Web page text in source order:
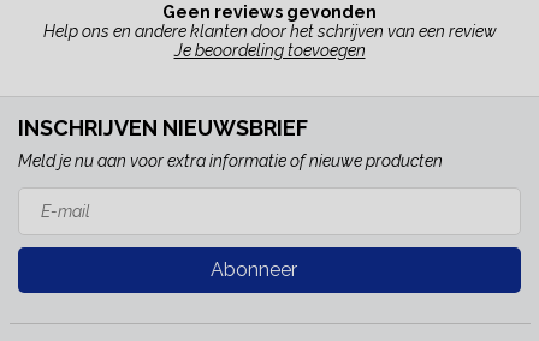
Geen reviews gevonden
Help ons en andere klanten door het schrijven van een review
Je beoordeling toevoegen
INSCHRIJVEN NIEUWSBRIEF
Meld je nu aan voor extra informatie of nieuwe producten
Abonneer